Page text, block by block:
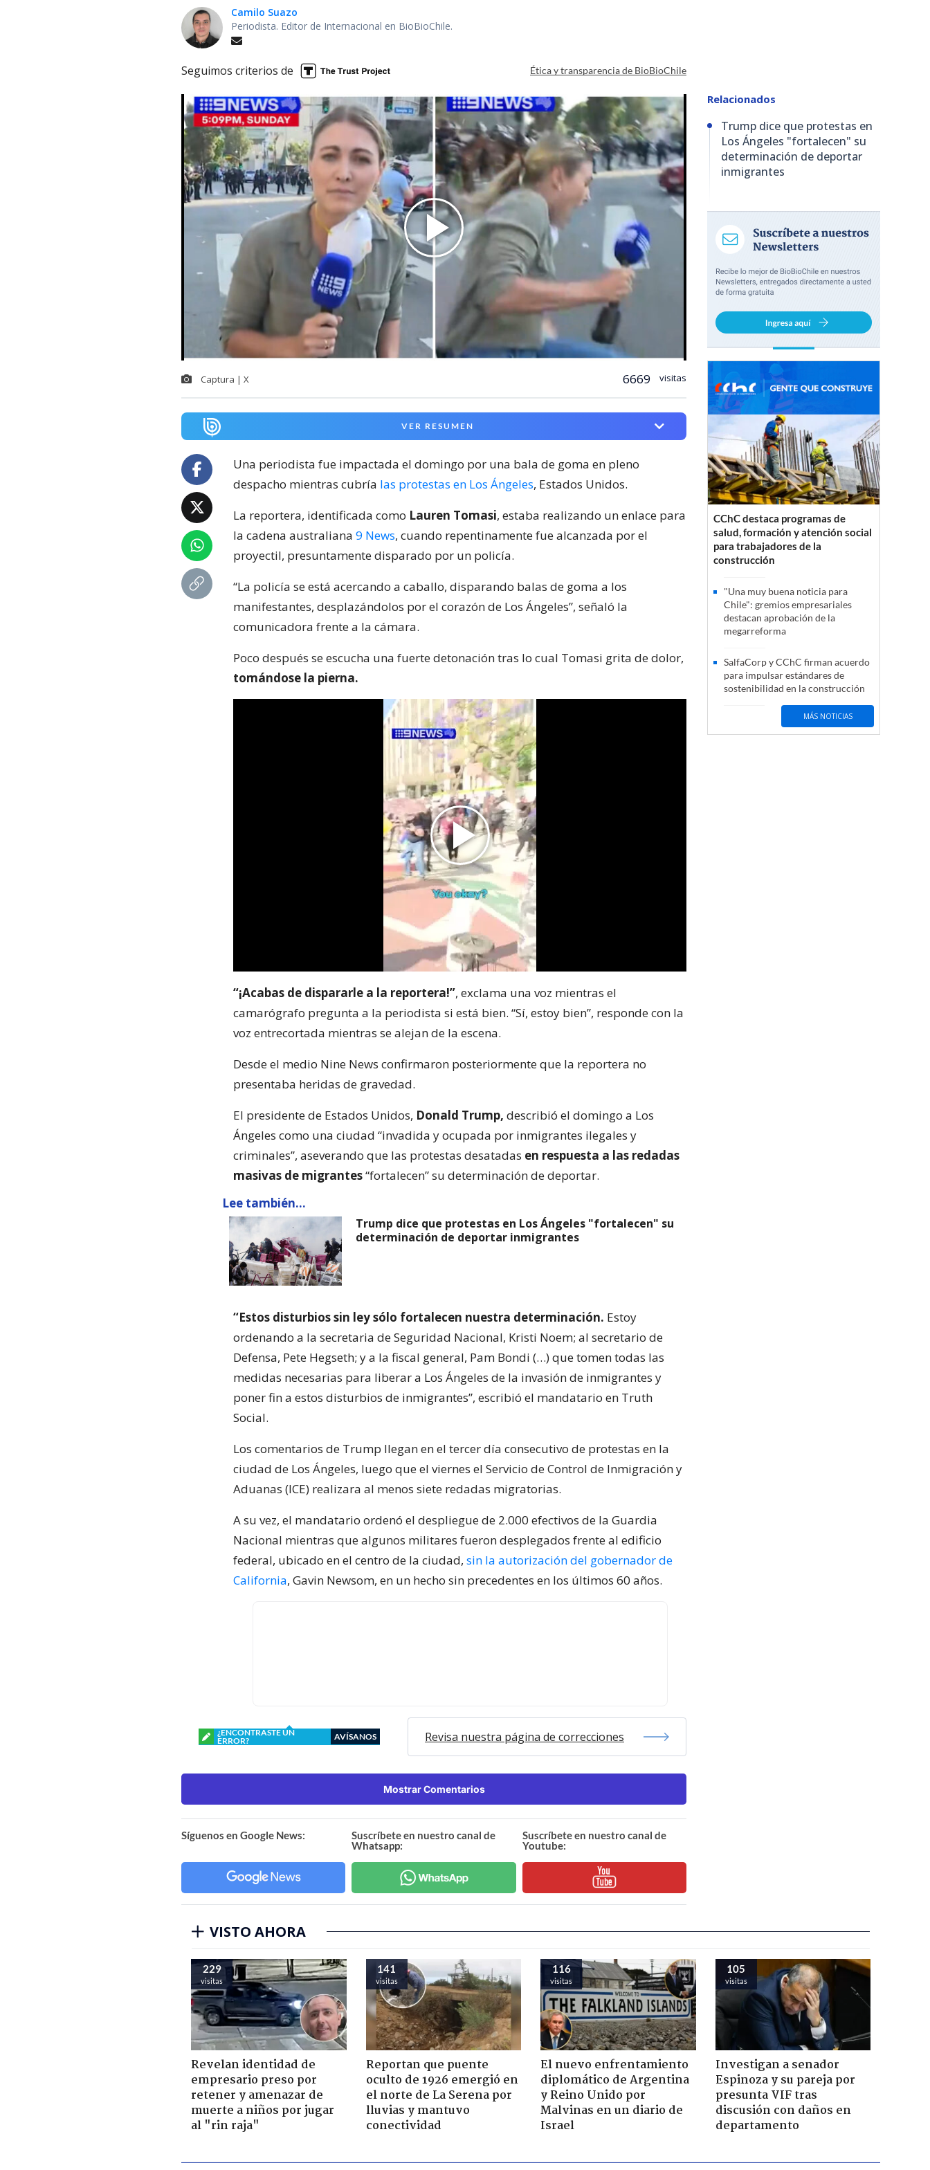
Camilo Suazo
Periodista. Editor de Internacional en BioBioChile.
Seguimos criterios de Ética y transparencia de BioBioChile
Captura | X 6669 visitas
VER RESUMEN
Una periodista fue impactada el domingo por una bala de goma en pleno
despacho mientras cubría las protestas en Los Ángeles, Estados Unidos.
La reportera, identificada como Lauren Tomasi, estaba realizando un enlace para
la cadena australiana 9 News, cuando repentinamente fue alcanzada por el
proyectil, presuntamente disparado por un policía.
“La policía se está acercando a caballo, disparando balas de goma a los
manifestantes, desplazándolos por el corazón de Los Ángeles”, señaló la
comunicadora frente a la cámara.
Poco después se escucha una fuerte detonación tras lo cual Tomasi grita de dolor,
tomándose la pierna.
“¡Acabas de dispararle a la reportera!”, exclama una voz mientras el
camarógrafo pregunta a la periodista si está bien. “Sí, estoy bien”, responde con la
voz entrecortada mientras se alejan de la escena.
Desde el medio Nine News confirmaron posteriormente que la reportera no
presentaba heridas de gravedad.
El presidente de Estados Unidos, Donald Trump, describió el domingo a Los
Ángeles como una ciudad “invadida y ocupada por inmigrantes ilegales y
criminales”, aseverando que las protestas desatadas en respuesta a las redadas
masivas de migrantes“fortalecen” su determinación de deportar.
Lee también...
Trump dice que protestas en Los Ángeles "fortalecen" su
determinación de deportar inmigrantes
“Estos disturbios sin ley sólo fortalecen nuestra determinación. Estoy
ordenando a la secretaria de Seguridad Nacional, Kristi Noem; al secretario de
Defensa, Pete Hegseth; y a la fiscal general, Pam Bondi (…) que tomen todas las
medidas necesarias para liberar a Los Ángeles de la invasión de inmigrantes y
poner fin a estos disturbios de inmigrantes”, escribió el mandatario en Truth
Social.
Los comentarios de Trump llegan en el tercer día consecutivo de protestas en la
ciudad de Los Ángeles, luego que el viernes el Servicio de Control de Inmigración y
Aduanas (ICE) realizara al menos siete redadas migratorias.
A su vez, el mandatario ordenó el despliegue de 2.000 efectivos de la Guardia
Nacional mientras que algunos militares fueron desplegados frente al edificio
federal, ubicado en el centro de la ciudad, sin la autorización del gobernador de
California, Gavin Newsom, en un hecho sin precedentes en los últimos 60 años.
¿ENCONTRASTE UN
ERROR?
AVÍSANOS Revisa nuestra página de correcciones
Mostrar Comentarios
Síguenos en Google News:
Suscríbete en nuestro canal de
Whatsapp:
Suscríbete en nuestro canal de
Youtube:
Relacionados
Trump dice que protestas en
Los Ángeles "fortalecen" su
determinación de deportar
inmigrantes
CChC destaca programas de
salud, formación y atención social
para trabajadores de la
construcción
"Una muy buena noticia para
Chile": gremios empresariales
destacan aprobación de la
megarreforma
SalfaCorp y CChC firman acuerdo
para impulsar estándares de
sostenibilidad en la construcción
MÁS NOTICIAS
VISTO AHORA
229
visitas
Revelan identidad de
empresario preso por
retener y amenazar de
muerte a niños por jugar
al "rin raja"
141
visitas
Reportan que puente
oculto de 1926 emergió en
el norte de La Serena por
lluvias y mantuvo
conectividad
116
visitas
El nuevo enfrentamiento
diplomático de Argentina
y Reino Unido por
Malvinas en un diario de
Israel
105
visitas
Investigan a senador
Espinoza y su pareja por
presunta VIF tras
discusión con daños en
departamento